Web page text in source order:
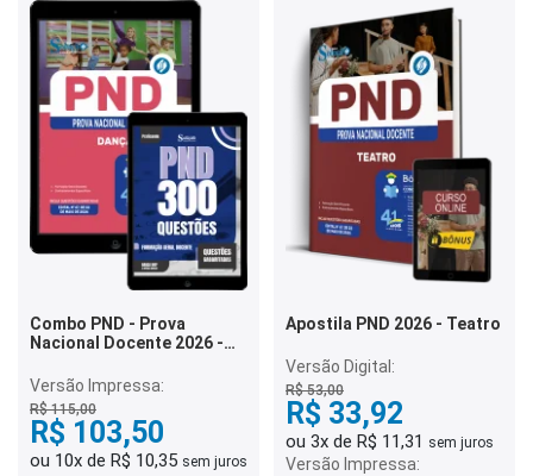
Combo PND - Prova
Nacional Docente 2026 -
Versão Impressa:
R$ 115,00
R$ 103,50
ou 10x de R$ 10,35 sem juros
Apostila PND 2026 - Teatro
Versão Digital:
R$ 53,00
R$ 33,92
ou 3x de R$ 11,31 sem juros
Versão Impressa: